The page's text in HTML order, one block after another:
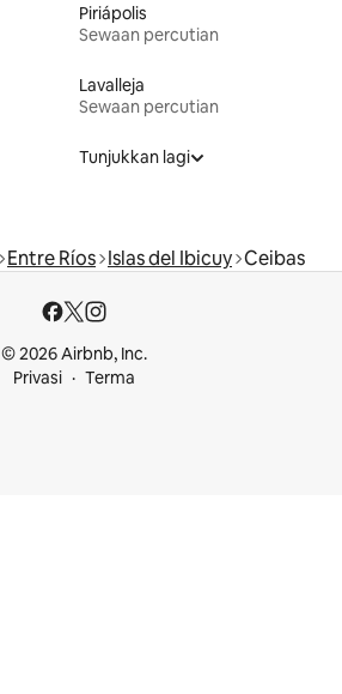
Piriápolis
Sewaan percutian
Lavalleja
Sewaan percutian
Tunjukkan lagi
Entre Ríos Islas del Ibicuy Ceibas
© 2026 Airbnb, Inc.
Privasi
Terma